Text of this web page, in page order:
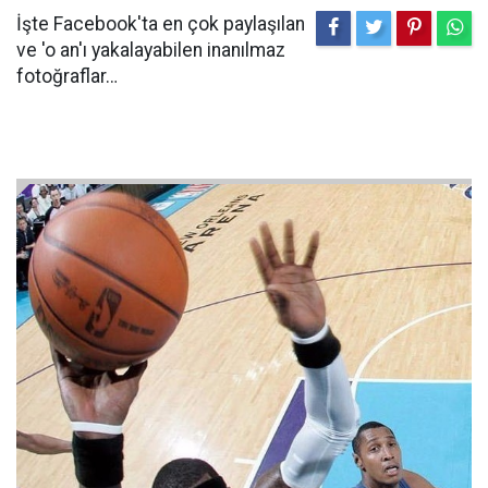
İşte Facebook'ta en çok paylaşılan
ve 'o an'ı yakalayabilen inanılmaz
fotoğraflar…